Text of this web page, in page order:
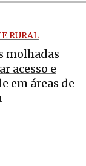
RURAL
molhadas
acesso e
em áreas de